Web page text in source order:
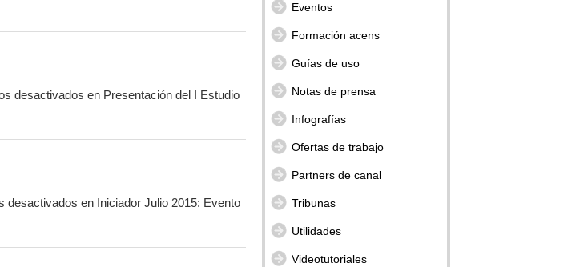
desactivados en Presentación del I Estudio
desactivados en Iniciador Julio 2015: Evento
Eventos
Formación acens
Guías de uso
Notas de prensa
Infografías
Ofertas de trabajo
Partners de canal
Tribunas
Utilidades
Videotutoriales